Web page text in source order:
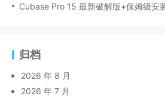
Cubase Pro 15 最新破解版+保姆级安
归档
2026 年 8 月
2026 年 7 月